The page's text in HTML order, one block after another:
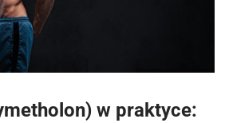
w praktyce: